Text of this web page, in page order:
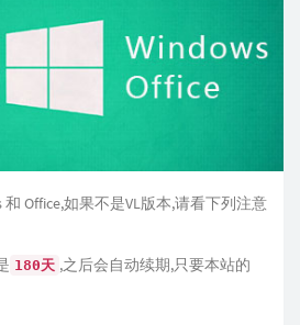
和 Office,如果不是VL版本,请看下列注意
180天 ,之后会自动续期,只要本站的